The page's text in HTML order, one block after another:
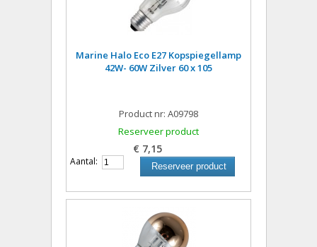
Marine Halo Eco E27 Kopspiegellamp
42W- 60W Zilver 60 x 105
Product nr: A09798
Reserveer product
€ 7,15
Aantal: Reserveer product